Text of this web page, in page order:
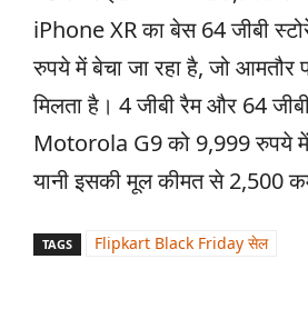
iPhone XR का बेस 64 जीबी
रुपये में बेचा जा रहा है, जो
मिलता है। 4 जीबी रैम और 64
Motorola G9 को 9,999 रुपये में
यानी इसकी मूल कीमत से 2,500
TAGS Flipkart Black Friday सेल